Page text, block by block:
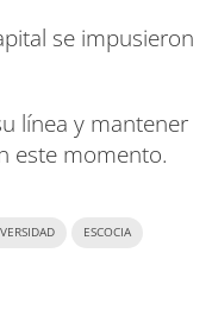
se impusieron
línea y mantener
este momento.
ESCOCIA